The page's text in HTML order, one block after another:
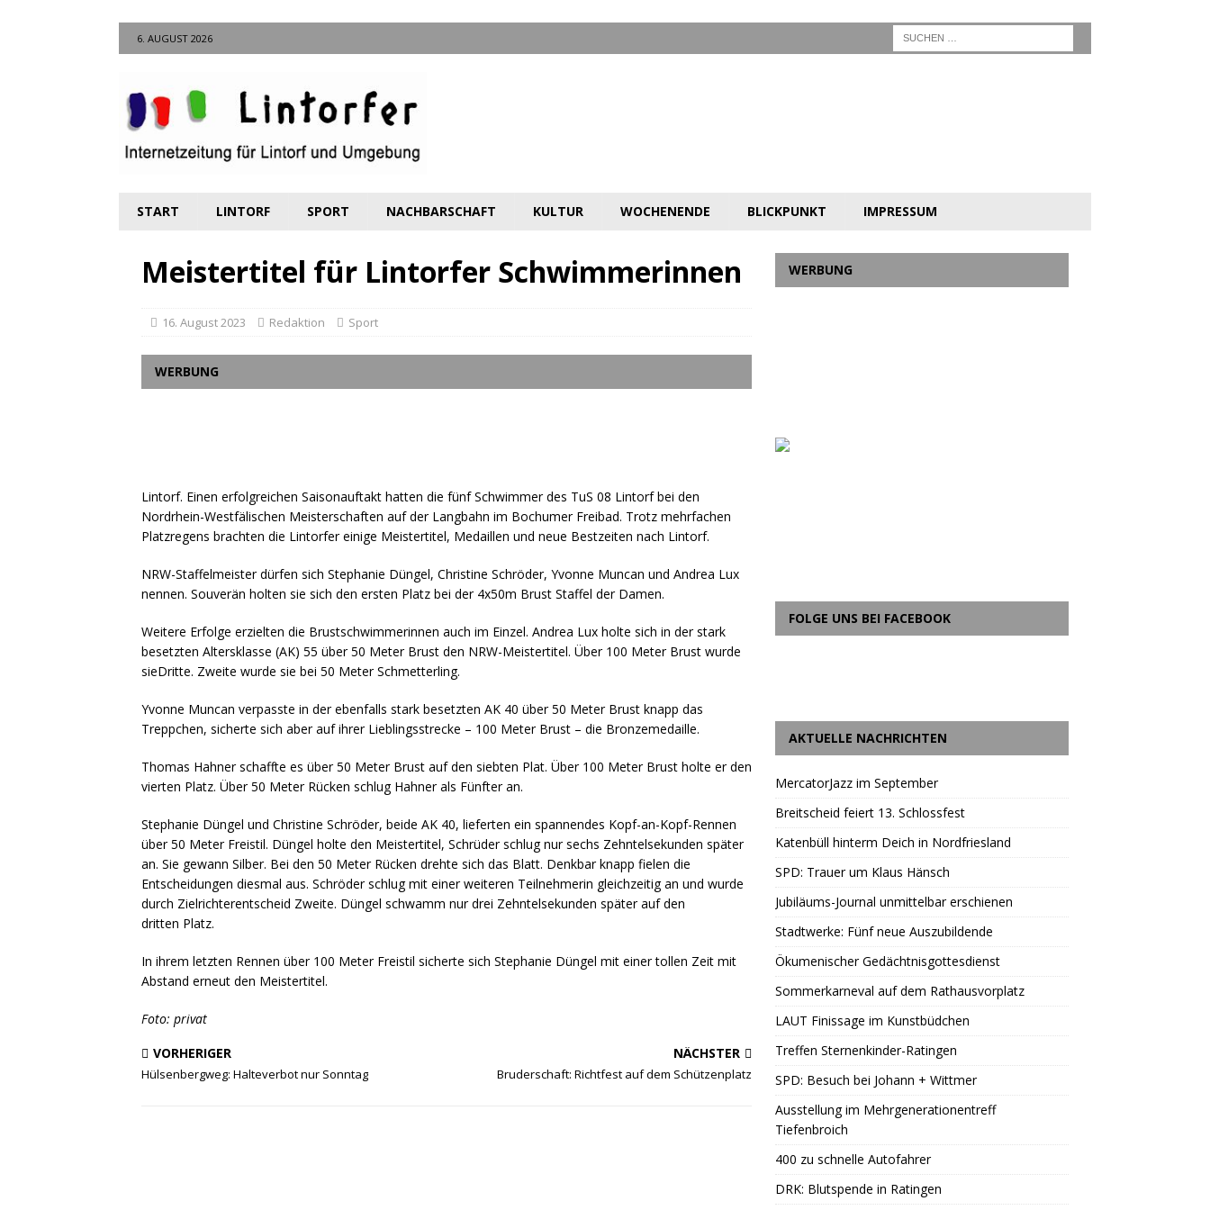
6. AUGUST 2026
START LINTORF SPORT NACHBARSCHAFT KULTUR WOCHENENDE BLICKPUNKT IMPRESSUM
Meistertitel für Lintorfer Schwimmerinnen
16. August 2023 Redaktion Sport
WERBUNG
Lintorf. Einen erfolgreichen Saisonauftakt hatten die fünf Schwimmer des TuS 08 Lintorf bei den
Nordrhein-Westfälischen Meisterschaften auf der Langbahn im Bochumer Freibad. Trotz mehrfachen
Platzregens brachten die Lintorfer einige Meistertitel, Medaillen und neue Bestzeiten nach Lintorf.
NRW-Staffelmeister dürfen sich Stephanie Düngel, Christine Schröder, Yvonne Muncan und Andrea Lux
nennen. Souverän holten sie sich den ersten Platz bei der 4x50m Brust Staffel der Damen.
Weitere Erfolge erzielten die Brustschwimmerinnen auch im Einzel. Andrea Lux holte sich in der stark
besetzten Altersklasse (AK) 55 über 50 Meter Brust den NRW-Meistertitel. Über 100 Meter Brust wurde
sieDritte. Zweite wurde sie bei 50 Meter Schmetterling.
Yvonne Muncan verpasste in der ebenfalls stark besetzten AK 40 über 50 Meter Brust knapp das
Treppchen, sicherte sich aber auf ihrer Lieblingsstrecke – 100 Meter Brust – die Bronzemedaille.
Thomas Hahner schaffte es über 50 Meter Brust auf den siebten Plat. Über 100 Meter Brust holte er den
vierten Platz. Über 50 Meter Rücken schlug Hahner als Fünfter an.
Stephanie Düngel und Christine Schröder, beide AK 40, lieferten ein spannendes Kopf-an-Kopf-Rennen
über 50 Meter Freistil. Düngel holte den Meistertitel, Schrüder schlug nur sechs Zehntelsekunden später
an. Sie gewann Silber. Bei den 50 Meter Rücken drehte sich das Blatt. Denkbar knapp fielen die
Entscheidungen diesmal aus. Schröder schlug mit einer weiteren Teilnehmerin gleichzeitig an und wurde
durch Zielrichterentscheid Zweite. Düngel schwamm nur drei Zehntelsekunden später auf den
dritten Platz.
In ihrem letzten Rennen über 100 Meter Freistil sicherte sich Stephanie Düngel mit einer tollen Zeit mit
Abstand erneut den Meistertitel.
Foto: privat
VORHERIGER
Hülsenbergweg: Halteverbot nur Sonntag
NÄCHSTER
Bruderschaft: Richtfest auf dem Schützenplatz
WERBUNG
FOLGE UNS BEI FACEBOOK
AKTUELLE NACHRICHTEN
MercatorJazz im September
Breitscheid feiert 13. Schlossfest
Katenbüll hinterm Deich in Nordfriesland
SPD: Trauer um Klaus Hänsch
Jubiläums-Journal unmittelbar erschienen
Stadtwerke: Fünf neue Auszubildende
Ökumenischer Gedächtnisgottesdienst
Sommerkarneval auf dem Rathausvorplatz
LAUT Finissage im Kunstbüdchen
Treffen Sternenkinder-Ratingen
SPD: Besuch bei Johann + Wittmer
Ausstellung im Mehrgenerationentreff
Tiefenbroich
400 zu schnelle Autofahrer
DRK: Blutspende in Ratingen